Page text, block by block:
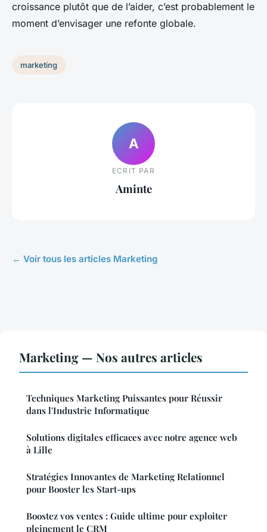
croissance plutôt que de l’aider, c’est probablement le
moment d’envisager une refonte globale.
marketing
A
ECRIT PAR
Aminte
← Voir tous les articles Marketing
Marketing — Nos autres articles
Techniques Marketing Puissantes pour Réussir
dans l'Industrie Informatique
Solutions digitales efficaces avec notre agence web
à Lille
Stratégies Innovantes de Marketing Relationnel
pour Booster les Start-ups
Boostez vos ventes : Guide ultime pour exploiter
pleinement le CRM